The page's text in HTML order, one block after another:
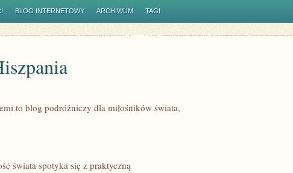
BLOG INTERNETOWY ARCHIWUM TAGI
to blog podróżniczy dla miłośników świata,
świata spotyka się z praktyczną